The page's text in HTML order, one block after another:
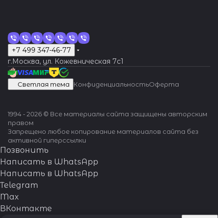
+7 499 347-46-77
г.Москва, ул. Кожевническая 7c1
Светлая тема КонфиденциальностьОферта
1994 - 2026 © Все материалы сайта защищены авторским
правом
Запрещено любое копирование материалов сайта без
активной гиперссылки
Позвонить
Написать в WhatsApp
Написать в WhatsApp
Telegram
Max
ВКонтакте